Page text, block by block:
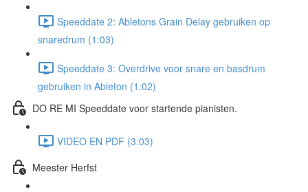
Speeddate 2: Abletons Grain Delay gebruiken op
snaredrum (1:03)
Speeddate 3: Overdrive voor snare en basdrum
gebruiken in Ableton (1:02)
DO RE MI Speeddate voor startende pianisten.
VIDEO EN PDF (3:03)
Meester Herfst